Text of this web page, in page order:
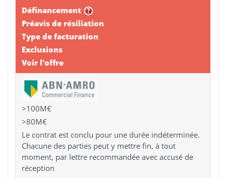
Définancement
Préavis de résiliation
Type de facturation
Exclusions
Voir l'offre
>100M€
>80M€
Le contrat est conclu pour une durée indéterminée.
Chacune des parties peut y mettre fin, à tout
moment, par lettre recommandée avec accusé de
réception